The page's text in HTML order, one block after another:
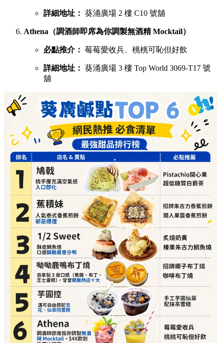
詳細地址： 葵涌廣場 2 樓 C10 號舖
Athena（調酒師即席為你調製無酒精 Mocktail）
必點推介： 莓莓愛收兵、桃桃可恥但好飲
詳細地址： 葵涌廣場 3 樓 Top World 3069-T17 號
舖